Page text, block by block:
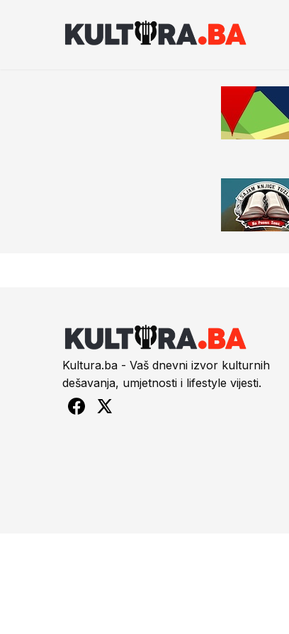
Kultura.ba - Vaš dnevni izvor kulturnih
dešavanja, umjetnosti i lifestyle vijesti.